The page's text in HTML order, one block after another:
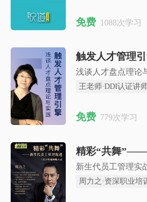
免费 1088次学习
浅谈人才盘点理论
王老师·DDI认证讲
免费 779次学习
新生代员工管理实
周力之·资深职业培